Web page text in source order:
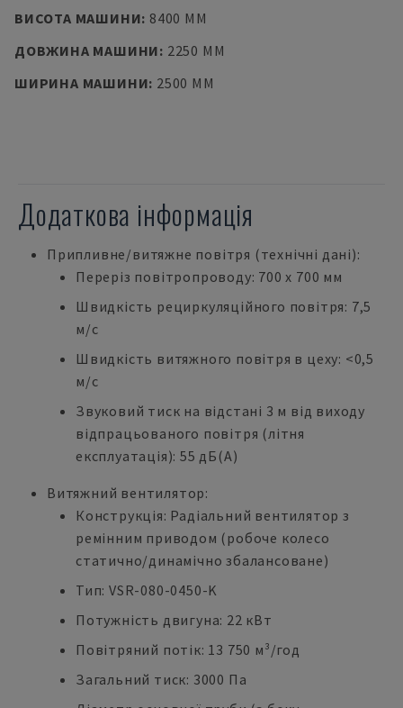
ВИСОТА МАШИНИ: 8400 MM
ДОВЖИНА МАШИНИ: 2250 MM
ШИРИНА МАШИНИ: 2500 MM
Додаткова інформація
Припливне/витяжне повітря (технічні дані):
Переріз повітропроводу: 700 x 700 мм
Швидкість рециркуляційного повітря: 7,5
м/с
Швидкість витяжного повітря в цеху: <0,5
м/с
Звуковий тиск на відстані 3 м від виходу
відпрацьованого повітря (літня
експлуатація): 55 дБ(А)
Витяжний вентилятор:
Конструкція: Радіальний вентилятор з
ремінним приводом (робоче колесо
статично/динамічно збалансоване)
Тип: VSR-080-0450-K
Потужність двигуна: 22 кВт
Повітряний потік: 13 750 м³/год
Загальний тиск: 3000 Па